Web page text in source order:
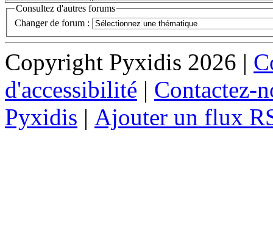
Consultez d'autres forums
Changer de forum :
Copyright Pyxidis 2026 |
d'accessibilité | Contactez-
Pyxidis | Ajouter un flux